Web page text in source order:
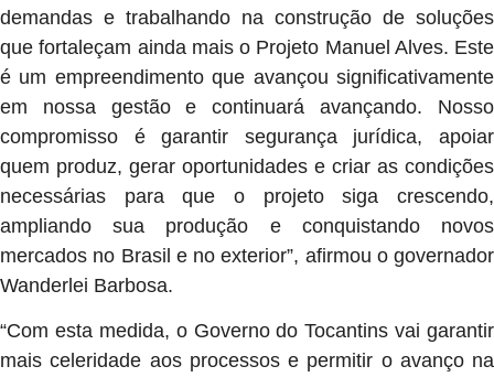
demandas e trabalhando na construção de soluções
que fortaleçam ainda mais o Projeto Manuel Alves. Este
é um empreendimento que avançou significativamente
em nossa gestão e continuará avançando. Nosso
compromisso é garantir segurança jurídica, apoiar
quem produz, gerar oportunidades e criar as condições
necessárias para que o projeto siga crescendo,
ampliando sua produção e conquistando novos
mercados no Brasil e no exterior”, afirmou o governador
Wanderlei Barbosa.
“Com esta medida, o Governo do Tocantins vai garantir
mais celeridade aos processos e permitir o avanço na